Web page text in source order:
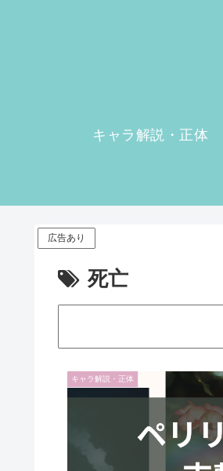
キャラ解説・正体
広告あり
死亡
キャラ解説・正体